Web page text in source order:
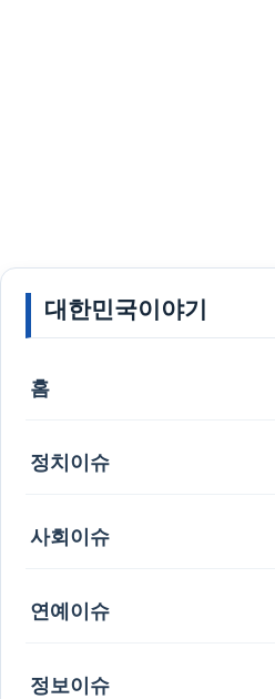
대한민국이야기
홈
정치이슈
사회이슈
연예이슈
정보이슈